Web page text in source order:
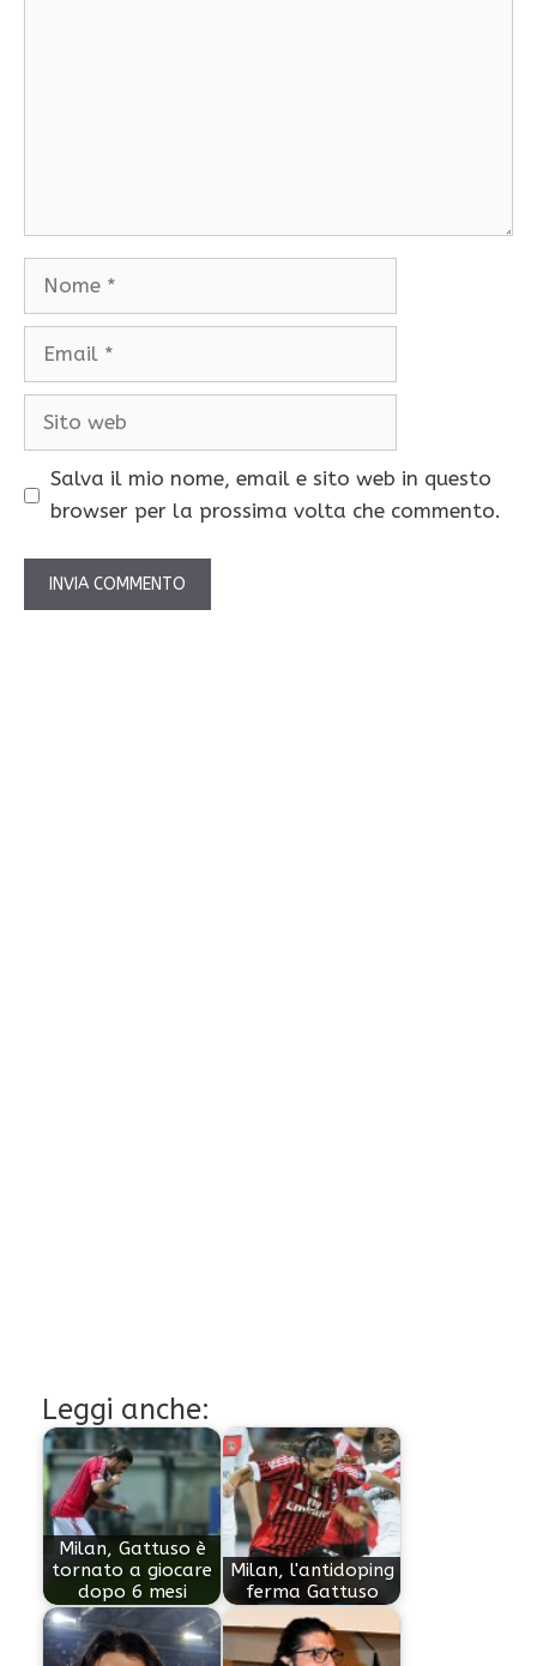
Nome
Email
Sito
Salva il mio nome, email e sito web in questo
browser per la prossima volta che commento.
Leggi anche:
Milan, Gattuso è
tornato a giocare
dopo 6 mesi
Milan, l'antidoping
ferma Gattuso